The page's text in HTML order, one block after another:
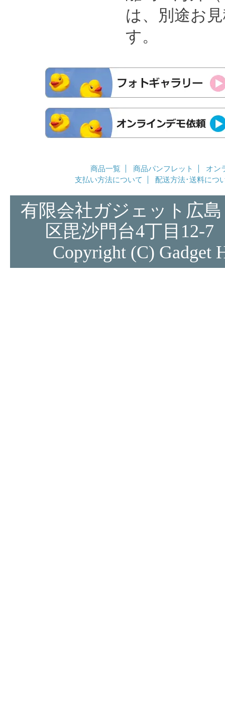
は、別途お
す。
商品一覧 商品パンフレット
オン
支払い方法について
配送方法･送料につ
有限会社ガジェット
区毘沙門台4丁目12-
Copyright (C) Gadget